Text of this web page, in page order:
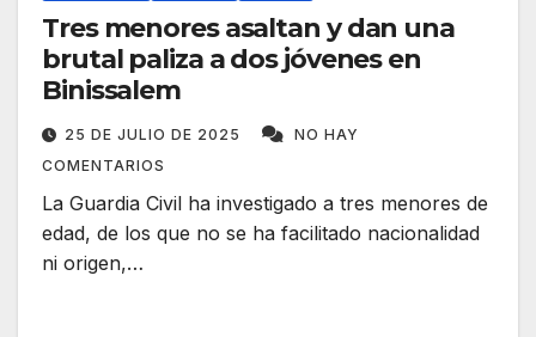
Tres menores asaltan y dan una
brutal paliza a dos jóvenes en
Binissalem
25 DE JULIO DE 2025
NO HAY
COMENTARIOS
La Guardia Civil ha investigado a tres menores de
edad, de los que no se ha facilitado nacionalidad
ni origen,…